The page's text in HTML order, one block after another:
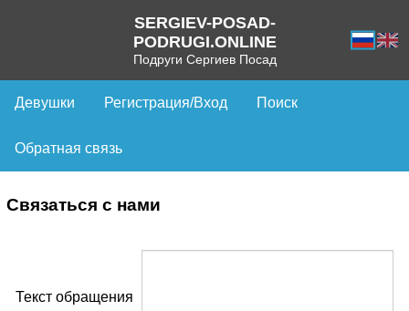
SERGIEV-POSAD-
PODRUGI.ONLINE
Подруги Сергиев Посад
Девушки Регистрация/Вход Поиск
Обратная связь
Связаться с нами
Текст обращения